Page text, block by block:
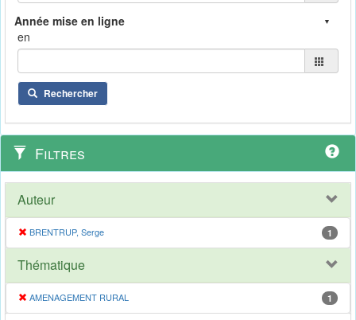
en
Rechercher
Filtres
Auteur
BRENTRUP, Serge 1
Thématique
AMENAGEMENT RURAL 1